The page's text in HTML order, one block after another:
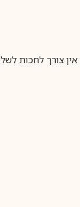
צורך לחכות